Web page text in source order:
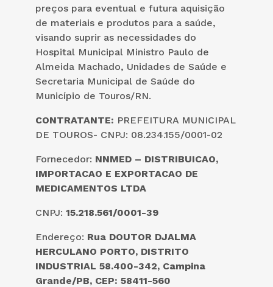
preços para eventual e futura aquisição
de materiais e produtos para a saúde,
visando suprir as necessidades do
Hospital Municipal Ministro Paulo de
Almeida Machado, Unidades de Saúde e
Secretaria Municipal de Saúde do
Município de Touros/RN.
CONTRATANTE: PREFEITURA MUNICIPAL
DE TOUROS- CNPJ: 08.234.155/0001-02
Fornecedor: NNMED – DISTRIBUICAO,
IMPORTACAO E EXPORTACAO DE
MEDICAMENTOS LTDA
CNPJ: 15.218.561/0001-39
Endereço: Rua DOUTOR DJALMA
HERCULANO PORTO, DISTRITO
INDUSTRIAL 58.400-342, Campina
Grande/PB, CEP: 58411-560